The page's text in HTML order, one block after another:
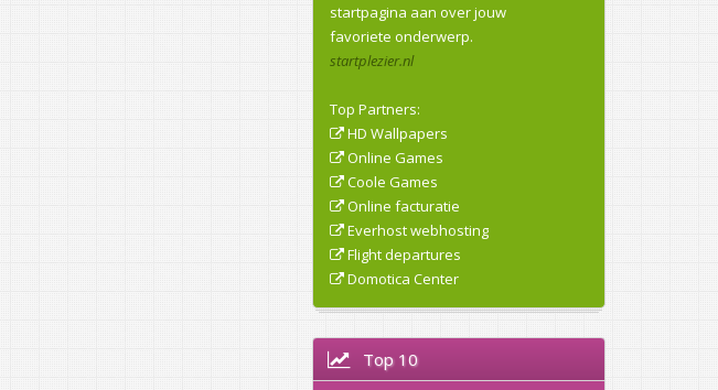
startpagina aan over jouw
favoriete onderwerp.
startplezier.nl
Top Partners:
HD Wallpapers
Online Games
Coole Games
Online facturatie
Everhost webhosting
Flight departures
Domotica Center
Top 10